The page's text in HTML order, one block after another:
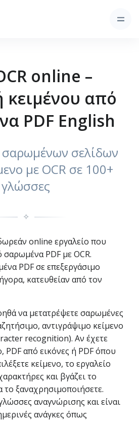
online –
κειμένου από
PDF English
σελίδων
με OCR σε 100+
γλώσσες
✧
online εργαλείο που
σαρωμένα PDF με OCR.
PDF σε επεξεργάσιμο
κατευθείαν από τον
να μετατρέψετε σαρωμένες
αντιγράψιμο κείμενο
recognition). Αν έχετε
από εικόνες ή PDF όπου
κείμενο, το εργαλείο
και βγάζει το
το ξαναχρησιμοποιήσετε.
αναγνώρισης και είναι
ανάγκες όπως